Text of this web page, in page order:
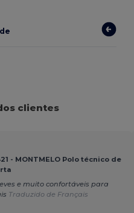
clientes
- MONTMELO Polo técnico de
e muito confortáveis para
Traduzido de Français